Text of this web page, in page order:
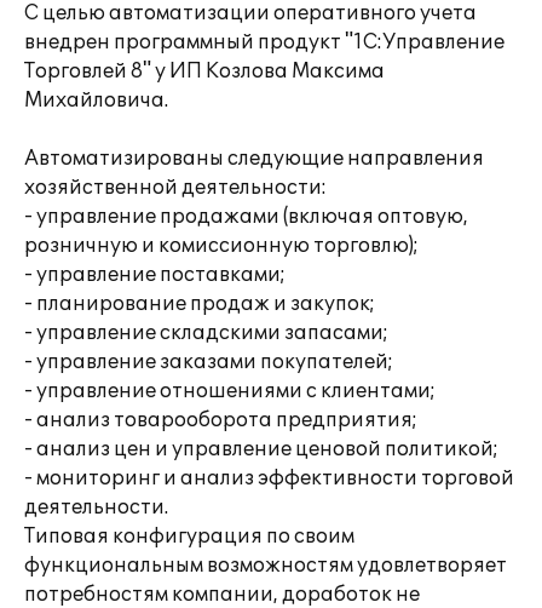
С целью автоматизации оперативного учета
внедрен программный продукт "1С:Управление
Торговлей 8" у ИП Козлова Максима
Михайловича.
Автоматизированы следующие направления
хозяйственной деятельности:
- управление продажами (включая оптовую,
розничную и комиссионную торговлю);
- управление поставками;
- планирование продаж и закупок;
- управление складскими запасами;
- управление заказами покупателей;
- управление отношениями с клиентами;
- анализ товарооборота предприятия;
- анализ цен и управление ценовой политикой;
- мониторинг и анализ эффективности торговой
деятельности.
Типовая конфигурация по своим
функциональным возможностям удовлетворяет
потребностям компании, доработок не